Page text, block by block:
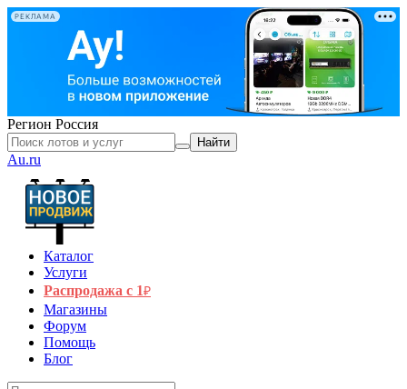
РЕКЛАМА
Регион Россия
Найти
Au.ru
Каталог
Услуги
Распродажа с 1₽
Магазины
Форум
Помощь
Блог